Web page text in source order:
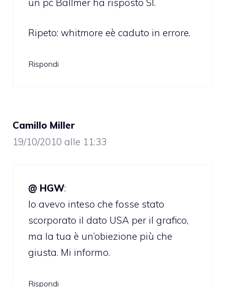
Ripeto: whitmore eè caduto in errore.
Rispondi
Camillo Miller
19/10/2010 alle 11:33
@ HGW:
Io avevo inteso che fosse stato
scorporato il dato USA per il grafico,
ma la tua è un’obiezione più che
giusta. Mi informo.
Rispondi